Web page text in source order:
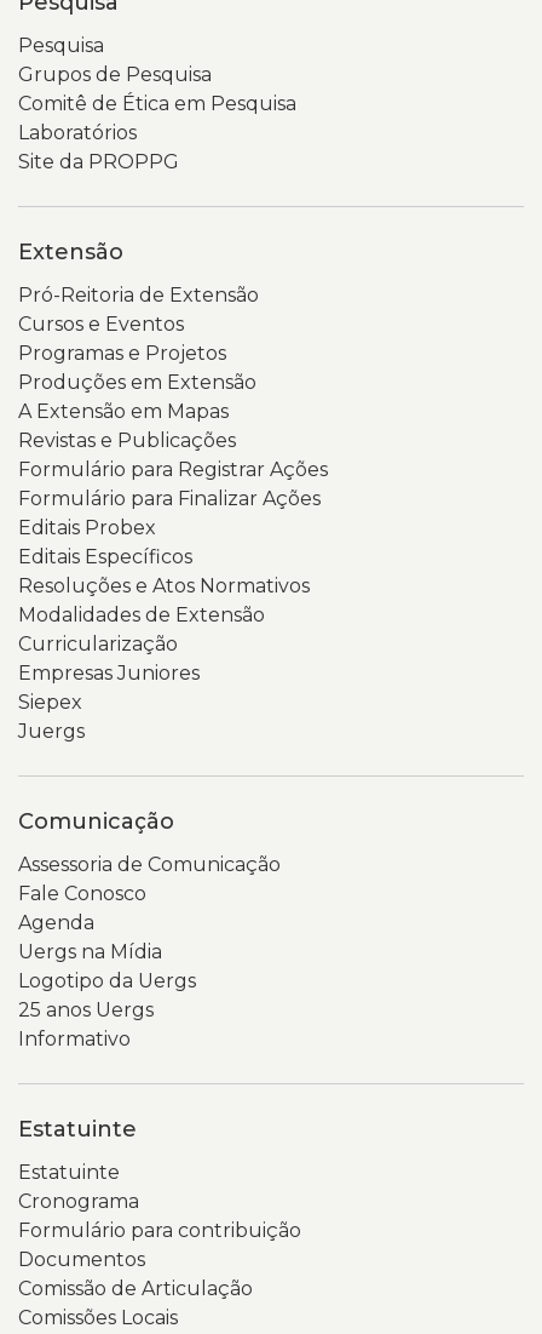
Pesquisa
Grupos de Pesquisa
Comitê de Ética em Pesquisa
Laboratórios
Site da PROPPG
Extensão
Pró-Reitoria de Extensão
Cursos e Eventos
Programas e Projetos
Produções em Extensão
A Extensão em Mapas
Revistas e Publicações
Formulário para Registrar Ações
Formulário para Finalizar Ações
Editais Probex
Editais Específicos
Resoluções e Atos Normativos
Modalidades de Extensão
Curricularização
Empresas Juniores
Siepex
Juergs
Comunicação
Assessoria de Comunicação
Fale Conosco
Agenda
Uergs na Mídia
Logotipo da Uergs
25 anos Uergs
Informativo
Estatuinte
Estatuinte
Cronograma
Formulário para contribuição
Documentos
Comissão de Articulação
Comissões Locais